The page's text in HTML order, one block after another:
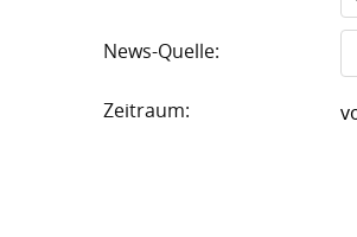
News-Quelle:
Zeitraum: